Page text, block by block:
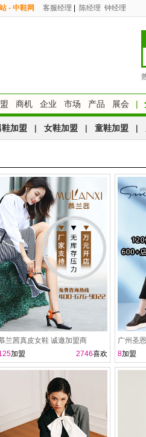
- 中鞋网 客服经理 陈经理 钟经理
商机 企业 市场 产品 展会 |
鞋加盟 | 女鞋加盟 | 童鞋加盟 |
兰茜真皮女鞋 诚邀加盟商
2746喜欢
加盟 8加盟